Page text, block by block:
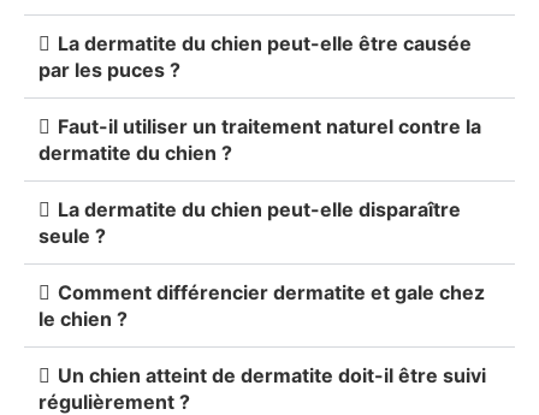
La dermatite du chien peut-elle être causée
par les puces ?
Faut-il utiliser un traitement naturel contre la
dermatite du chien ?
La dermatite du chien peut-elle disparaître
seule ?
Comment différencier dermatite et gale chez
le chien ?
Un chien atteint de dermatite doit-il être suivi
régulièrement ?